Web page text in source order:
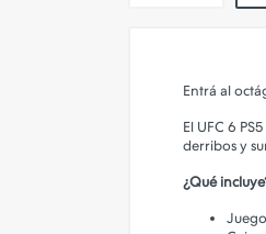
Camara de
Gadgets
Entrá al
El UFC 6
derribos y
¿Qué